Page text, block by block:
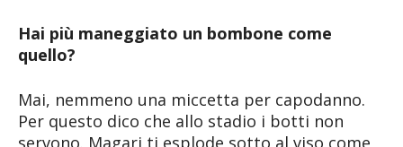
Hai più maneggiato un bombone come
quello?
Mai, nemmeno una miccetta per capodanno.
Per questo dico che allo stadio i botti non
servono. Magari ti esplode sotto al viso come